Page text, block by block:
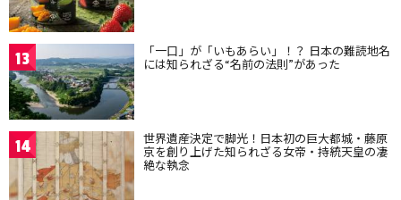
13 「一口」が「いもあらい」！？ 日本の難読地名
には知られざる“名前の法則”があった
14 世界遺産決定で脚光！日本初の巨大都城・藤原
京を創り上げた知られざる女帝・持統天皇の凄
絶な執念